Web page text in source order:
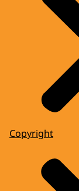
Copyright